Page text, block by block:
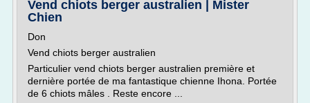
Vend chiots berger australien | Mister
Chien
Don
Vend chiots berger australien
Particulier vend chiots berger australien première et
dernière portée de ma fantastique chienne Ihona. Portée
de 6 chiots mâles . Reste encore ...